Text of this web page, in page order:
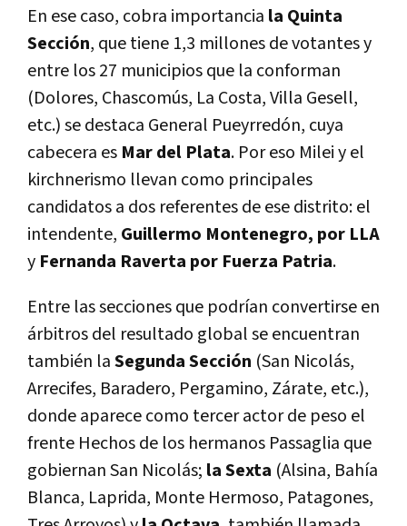
En ese caso, cobra importancia la Quinta
Sección, que tiene 1,3 millones de votantes y
entre los 27 municipios que la conforman
(Dolores, Chascomús, La Costa, Villa Gesell,
etc.) se destaca General Pueyrredón, cuya
cabecera es Mar del Plata. Por eso Milei y el
kirchnerismo llevan como principales
candidatos a dos referentes de ese distrito: el
intendente, Guillermo Montenegro, por LLA
y Fernanda Raverta por Fuerza Patria.
Entre las secciones que podrían convertirse en
árbitros del resultado global se encuentran
también laSegunda Sección (San Nicolás,
Arrecifes, Baradero, Pergamino, Zárate, etc.),
donde aparece como tercer actor de peso el
frente Hechos de los hermanos Passaglia que
gobiernan San Nicolás; la Sexta (Alsina, Bahía
Blanca, Laprida, Monte Hermoso, Patagones,